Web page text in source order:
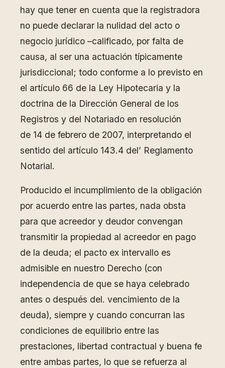
hay que tener en cuenta que la registradora
no puede declarar la nulidad del acto o
negocio jurídico –calificado, por falta de
causa, al ser una actuación típicamente
jurisdiccional; todo conforme a lo previsto en
el artículo 66 de la Ley Hipotecaria y la
doctrina de la Dirección General de los
Registros y del Notariado en resolución
de 14 de febrero de 2007, interpretando el
sentido del artículo 143.4 del’ Reglamento
Notarial.
Producido el incumplimiento de la obligación
por acuerdo entre las partes, nada obsta
para que acreedor y deudor convengan
transmitir la propiedad al acreedor en pago
de la deuda; el pacto ex intervallo es
admisible en nuestro Derecho (con
independencia de que se haya celebrado
antes o después del. vencimiento de la
deuda), siempre y cuando concurran las
condiciones de equilibrio entre las
prestaciones, libertad contractual y buena fe
entre ambas partes, lo que se refuerza al